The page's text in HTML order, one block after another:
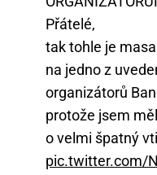
Přátelé,
tak tohle je
na jedno z
organizátorů
protože jsem
o velmi špatný
pic.twitter.com/